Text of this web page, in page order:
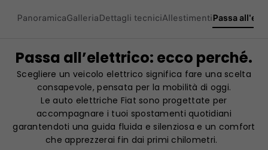
PanoramicaGalleriaDettagli tecniciAllestimentiPassa
Passa all’elettrico: ecco perché.
Scegliere un veicolo elettrico significa fare una scelta
consapevole, pensata per la mobilità di oggi.
Le auto elettriche Fiat sono progettate per
accompagnare i tuoi spostamenti quotidiani
garantendoti una guida fluida e silenziosa e un comfort
che apprezzerai fin dai primi chilometri.